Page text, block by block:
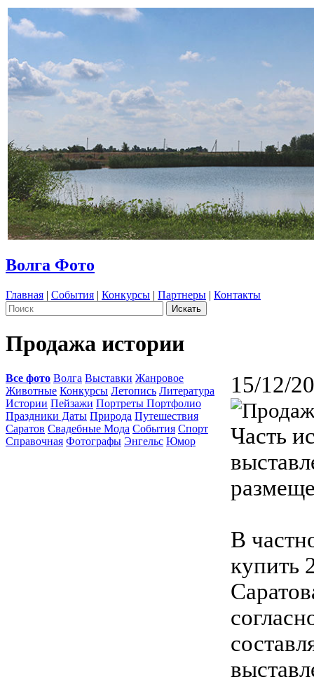
Волга Фото
Главная | События | Конкурсы | Партнеры | Контакты
Продажа истории
Все фото Волга Выставки Жанровое
Животные Конкурсы Летопись Литература
Истории Пейзажи Портреты Портфолио
Праздники Даты Природа Путешествия
Саратов Свадебные Мода События Спорт
Справочная Фотографы Энгельс Юмор
15/12/
Часть
В
купить